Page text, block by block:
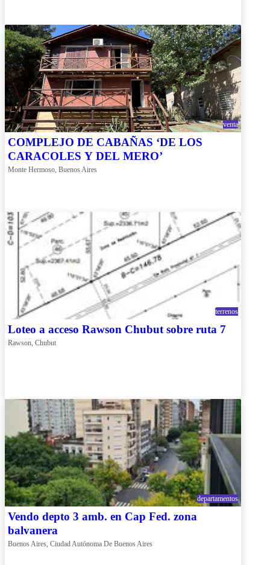
venta
COMPLEJO DE CABAÑAS ‘DE LOS
CARACOLES Y DEL MERO’
Monte Hermoso, Buenos Aires
terrenos
Loteo a acceso Rawson Chubut sobre ruta 7
Rawson, Chubut
departamentos
Vendo depto 3 amb. en Cap Fed. zona
balvanera
Buenos Aires, Ciudad Autónoma De Buenos Aires